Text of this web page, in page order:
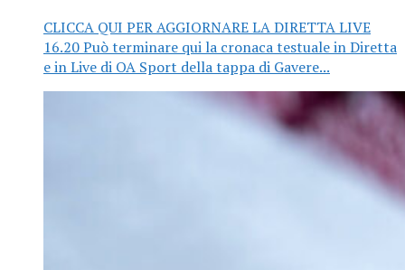
CLICCA QUI PER AGGIORNARE LA DIRETTA LIVE
16.20 Può terminare qui la cronaca testuale in Diretta
e in Live di OA Sport della tappa di Gavere...